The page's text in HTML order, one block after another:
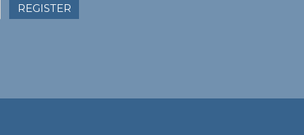
REGISTER